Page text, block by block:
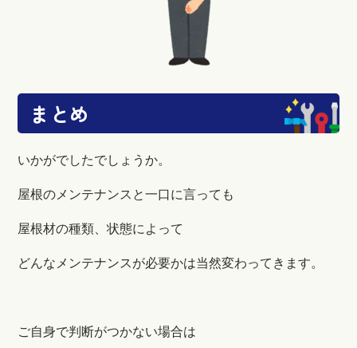
まとめ
いかがでしたでしょうか。
屋根のメンテナンスと一口に言っても
屋根材の種類、状態によって
どんなメンテナンスが必要かは当然変わってきます。
ご自身で判断がつかない場合は